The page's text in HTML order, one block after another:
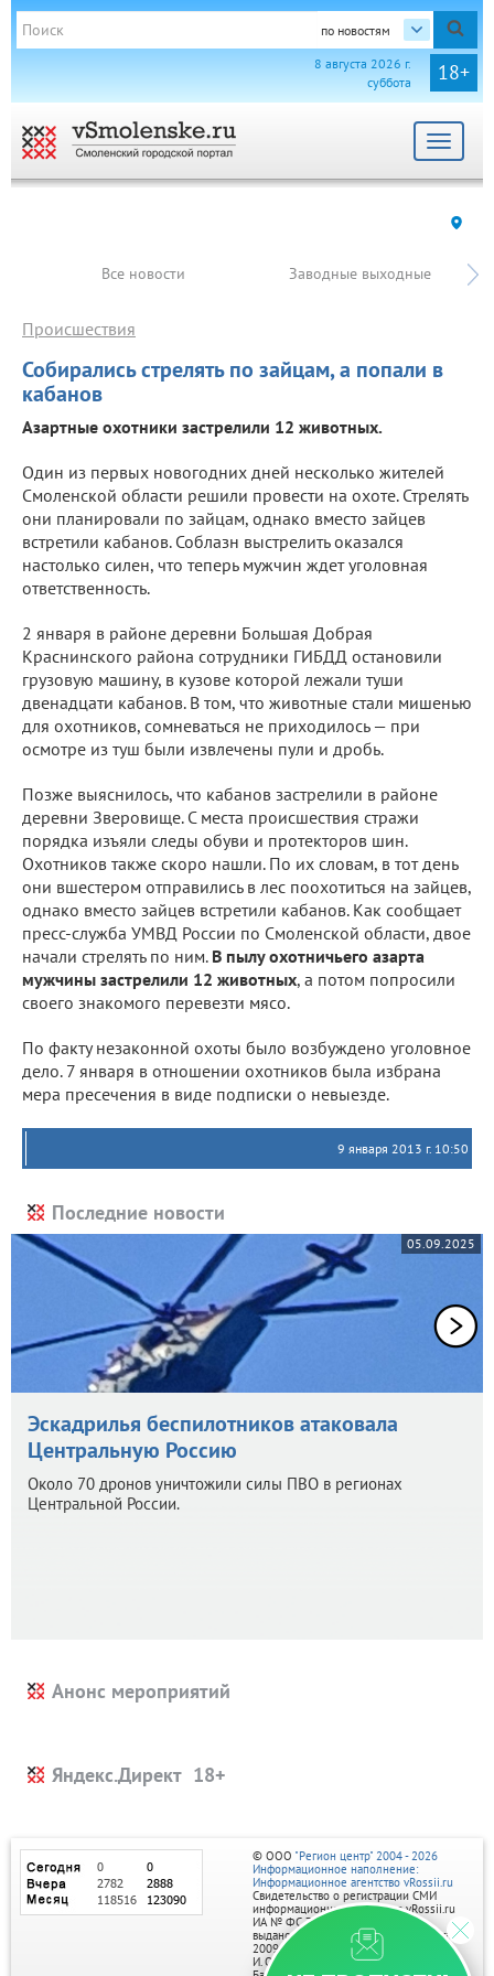
по новостям
18+
8 августа 2026 г.
суббота
Toggle
Все новости Заводные выходные
Собирались стрелять по зайцам, а попали в
кабанов
Происшествия
Азартные охотники застрелили 12 животных.
Один из первых новогодних дней несколько жителей
Смоленской области решили провести на охоте. Стрелять
они планировали по зайцам, однако вместо зайцев
встретили кабанов. Соблазн выстрелить оказался
настолько силен, что теперь мужчин ждет уголовная
ответственность.
2 января в районе деревни Большая Добрая
Краснинского района сотрудники ГИБДД остановили
грузовую машину, в кузове которой лежали туши
двенадцати кабанов. В том, что животные стали мишенью
для охотников, сомневаться не приходилось — при
осмотре из туш были извлечены пули и дробь.
Позже выяснилось, что кабанов застрелили в районе
деревни Зверовище. С места происшествия стражи
порядка изъяли следы обуви и протекторов шин.
Охотников также скоро нашли. По их словам, в тот день
они вшестером отправились в лес поохотиться на зайцев,
однако вместо зайцев встретили кабанов. Как сообщает
пресс-служба УМВД России по Смоленской области, двое
начали стрелять по ним. В пылу охотничьего азарта
мужчины застрелили 12 животных, а потом попросили
своего знакомого перевезти мясо.
По факту незаконной охоты было возбуждено уголовное
дело. 7 января в отношении охотников была избрана
мера пресечения в виде подписки о невыезде.
9 января 2013 г. 10:50
Последние новости
05.09.2025
Эскадрилья беспилотников атаковала
Центральную Россию
Около 70 дронов уничтожили силы ПВО в регионах
Центральной России.
Анонс мероприятий
Яндекс.Директ
© ООО "Регион центр" 2004 - 2026
Информационное наполнение:
Информационное агентство vRossii.ru
Свидетельство о регистрации СМИ
информационного агентства vRossii.ru
ИА № ФС 77‑35502
выдано РОСКОМНАДЗОРом 04 марта
2009г.
И. О. Главного редактора Нарыков А. Н.